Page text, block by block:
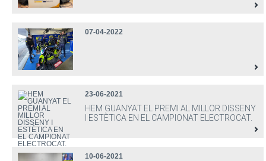
07-04-2022
23-06-2021
HEM GUANYAT EL PREMI AL MILLOR DISSENY
I ESTÈTICA EN EL CAMPIONAT ELECTROCAT.
10-06-2021